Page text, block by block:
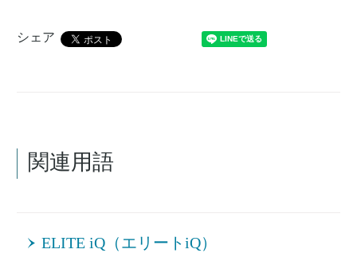
シェア
関連用語
ELITE iQ（エリートiQ）